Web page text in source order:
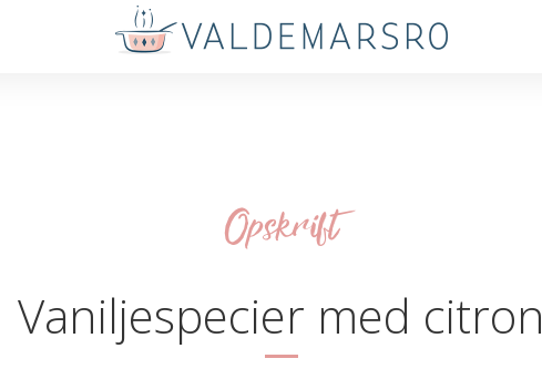
Opskrift
Vaniljespecier med citron